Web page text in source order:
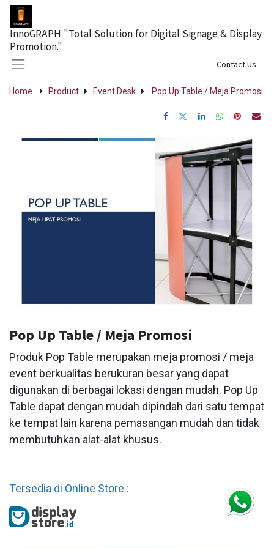
InnoGRAPH "Total Solution for Digital Signage & Display
Promotion."
Contact Us
Home Product Event Desk Pop Up Table / Meja Promosi
Pop Up Table / Meja Promosi
Produk Pop Table merupakan meja promosi / meja
event berkualitas berukuran besar yang dapat
digunakan di berbagai lokasi dengan mudah. Pop Up
Table dapat dengan mudah dipindah dari satu tempat
ke tempat lain karena pemasangan mudah dan tidak
membutuhkan alat-alat khusus.
Tersedia di Online Store :